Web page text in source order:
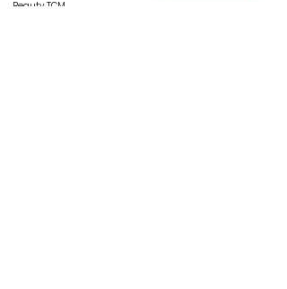
Beauty TCM